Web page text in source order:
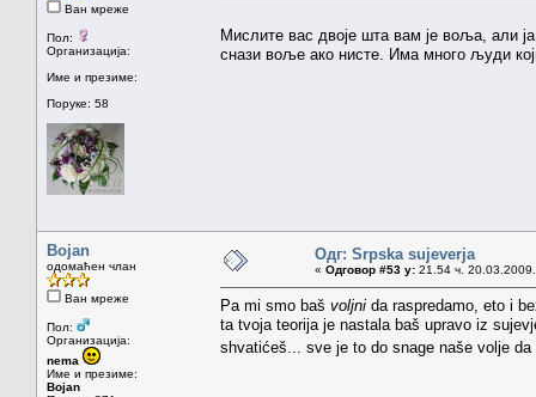
Ван мреже
Пол:
Организација:
Име и презиме:
Поруке: 58
Мислите вас двоје шта вам је воља, али
снази воље ако нисте. Има много људи
Bojan
одомаћен члан
Ван мреже
Пол:
Организација:
nema
Име и презиме:
Bojan
Одг: Srpska sujeverja
« Одговор #53 у: 21.54 ч.
Pa mi smo baš voljni da raspredamo, eto i
ta tvoja teorija je nastala baš upravo iz
shvatićeš... sve je to do snage naše volje